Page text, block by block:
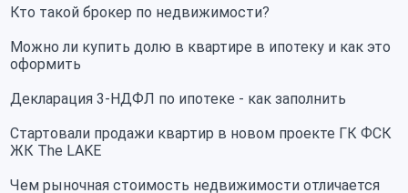
Кто такой брокер по недвижимости?
Можно ли купить долю в квартире в ипотеку и как это
оформить
Декларация 3-НДФЛ по ипотеке - как заполнить
Стартовали продажи квартир в новом проекте ГК ФСК
ЖК The LAKE
Чем рыночная стоимость недвижимости отличается